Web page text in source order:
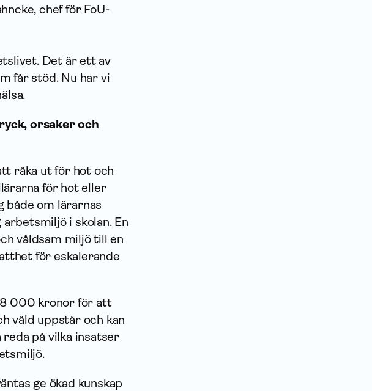
chef för FoU-
Det är ett av
får stöd. Nu har vi
orsaker och
råka ut för hot och
för hot eller
både om lärarnas
i skolan. En
våldsam miljö till en
för eskalerande
000 kronor för att
våld uppstår och kan
på vilka insatser
ge ökad kunskap